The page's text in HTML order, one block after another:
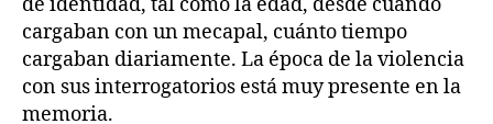
cargaban con un mecapal, cuánto tiempo
cargaban diariamente. La época de la violencia
con sus interrogatorios está muy presente en la
memoria.